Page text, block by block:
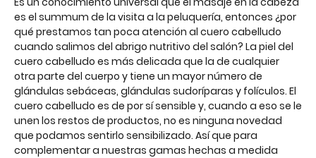
es el summum de la visita a la peluquería, entonces ¿por
qué prestamos tan poca atención al cuero cabelludo
cuando salimos del abrigo nutritivo del salón? La piel del
cuero cabelludo es más delicada que la de cualquier
otra parte del cuerpo y tiene un mayor número de
glándulas sebáceas, glándulas sudoríparas y folículos. El
cuero cabelludo es de por sí sensible y, cuando a eso se le
unen los restos de productos, no es ninguna novedad
que podamos sentirlo sensibilizado. Así que para
complementar a nuestras gamas hechas a medida